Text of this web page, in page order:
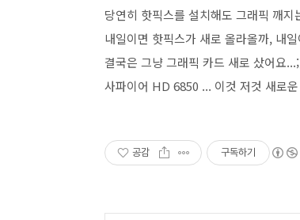
당연히 핫픽스를 설치해도 그래픽 깨지
내일이면 핫픽스가 새로 올라올까, 내
결국은 그냥 그래픽 카드 새로 샀어요
사파이어 HD 6850 ... 이것 저것 새로
공감 구독하기